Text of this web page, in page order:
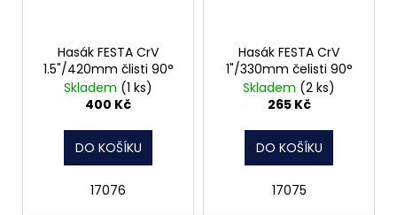
Hasák FESTA CrV
1.5"/420mm člisti 90°
Skladem (1 ks)
400 Kč
DO KOŠÍKU
17076
Hasák FESTA CrV
1"/330mm čelisti 90°
Skladem (2 ks)
265 Kč
DO KOŠÍKU
17075